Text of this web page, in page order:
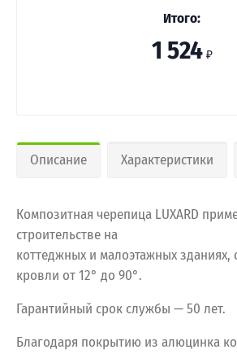
Итого:
1 524 ₽
Описание Характеристики
Композитная черепица LUXARD
строительстве на
коттеджных и малоэтажных зданиях,
кровли от 12° до 90°.
Гарантийный срок службы — 50 лет.
Благодаря покрытию из алюцинка